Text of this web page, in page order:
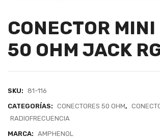
CONECTOR
50 OHM JACK
SKU:
81-116
CATEGORÍAS: CONECTORES 50 OHM,
RADIOFRECUENCIA
MARCA: AMPHENOL